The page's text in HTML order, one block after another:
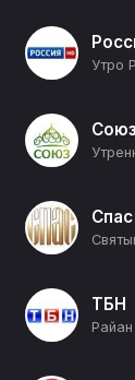
Утро
Союз
ТБН